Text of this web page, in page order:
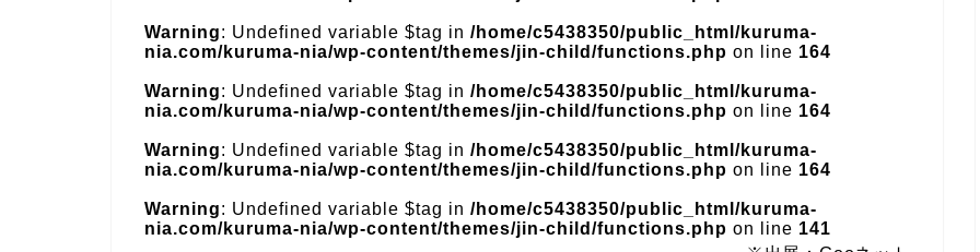
Warning: Undefined variable $tag in /home/c5438350/public_html/kuruma-
nia.com/kuruma-nia/wp-content/themes/jin-child/functions.php on line 164
Warning: Undefined variable $tag in /home/c5438350/public_html/kuruma-
nia.com/kuruma-nia/wp-content/themes/jin-child/functions.php on line 164
Warning: Undefined variable $tag in /home/c5438350/public_html/kuruma-
nia.com/kuruma-nia/wp-content/themes/jin-child/functions.php on line 164
Warning: Undefined variable $tag in /home/c5438350/public_html/kuruma-
nia.com/kuruma-nia/wp-content/themes/jin-child/functions.php on line 141